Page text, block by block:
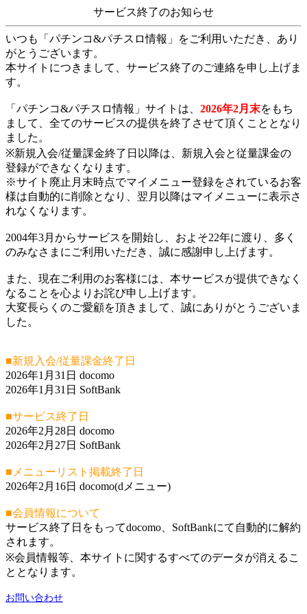
サービス終了のお知らせ
いつも「パチンコ&パチスロ情報」をご利用いただき、あり
がとうございます。
本サイトにつきまして、サービス終了のご連絡を申し上げま
す。
「パチンコ&パチスロ情報」サイトは、 2026年2月末をもち
まして、全てのサービスの提供を終了させて頂くこととなり
ました。
※新規入会/従量課金終了日以降は、新規入会と従量課金の
登録ができなくなります。
※サイト廃止月末時点でマイメニュー登録をされているお客
様は自動的に削除となり、翌月以降はマイメニューに表示さ
れなくなります。
2004年3月からサービスを開始し、およそ22年に渡り、多く
のみなさまにご利用いただき、誠に感謝申し上げます。
また、現在ご利用のお客様には、本サービスが提供できなく
なることを心よりお詫び申し上げます。
大変長らくのご愛顧を頂きまして、誠にありがとうございま
した。
■新規入会/従量課金終了日
2026年1月31日 docomo
2026年1月31日 SoftBank
■サービス終了日
2026年2月28日 docomo
2026年2月27日 SoftBank
■メニューリスト掲載終了日
2026年2月16日 docomo(dメニュー)
■会員情報について
サービス終了日をもってdocomo、SoftBankにて自動的に解約
されます。
※会員情報等、本サイトに関するすべてのデータが消えるこ
ととなります。
お問い合わせ